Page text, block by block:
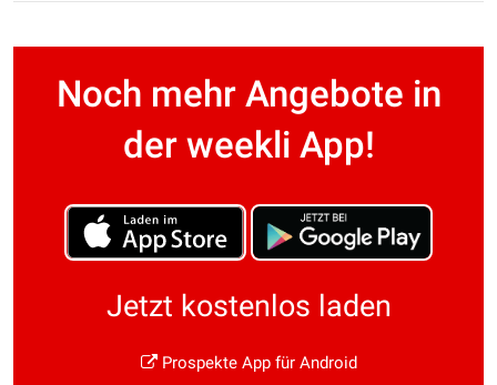
Noch mehr Angebote in
der weekli App!
Jetzt kostenlos laden
Prospekte App für Android